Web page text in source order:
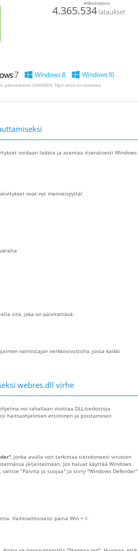
erikoistarjous
4.365.534 lataukset
ILMAISEKSI. Täysi versio on ostettava.
voidaan ladata ja asentaa itsenäisesti Windows
ovat nyt menneisyyttä!
sitä, joka on päivitettävä
valmistajan verkkosivustolla, jossa kaikki
webres.dll virhe
voi tahallaan vioittaa DLL-tiedostoja
haittaohjelmien etsiminen ja poistaminen
, jonka avulla voit tarkistaa tietokoneesi virusten
järjestelmään. Jos haluat käyttää Windows
valitse "Päivitä ja suojaa" ja siirry "Windows Defender"
Vaihtoehtoisesti paina Win + I-